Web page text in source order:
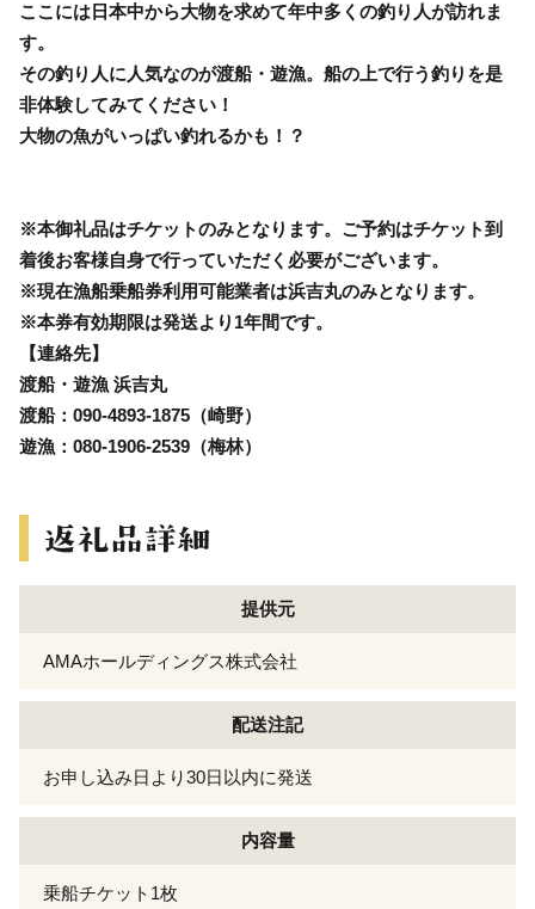
ここには日本中から大物を求めて年中多くの釣り人が訪れま
す。
その釣り人に人気なのが渡船・遊漁。船の上で行う釣りを是
非体験してみてください！
大物の魚がいっぱい釣れるかも！？
※本御礼品はチケットのみとなります。ご予約はチケット到
着後お客様自身で行っていただく必要がございます。
※現在漁船乗船券利用可能業者は浜吉丸のみとなります。
※本券有効期限は発送より1年間です。
【連絡先】
渡船・遊漁 浜吉丸
渡船：090-4893-1875（崎野）
遊漁：080-1906-2539（梅林）
提供元
AMAホールディングス株式会社
配送注記
お申し込み日より30日以内に発送
内容量
乗船チケット1枚